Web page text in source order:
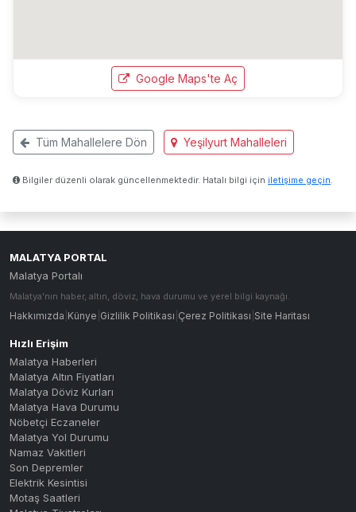
Google Maps'te Aç
Tüm Mahallelere Dön Yeşilyurt Mahalleleri
Bilgiler düzenli olarak güncellenmektedir. Hatalı bilgi için iletişime geçin
MALATYA PORTAL
Malatya Portalı
Malatya'nın haber, altın, döviz, hava durumu ve yerel bilgi kaynağı.
Hakkımızda Künye Gizlilik Politikası Çerez Politikası Site Haritası
Hızlı Erişim
Malatya Haberleri
Malatya Altın Fiyatları
Malatya Döviz Kurları
Malatya Hava Durumu
Nöbetçi Eczaneler
Malatya Yol Durumu
Namaz Vakitleri
Son Depremler
Elektrik Kesintisi
Motaş Saatleri